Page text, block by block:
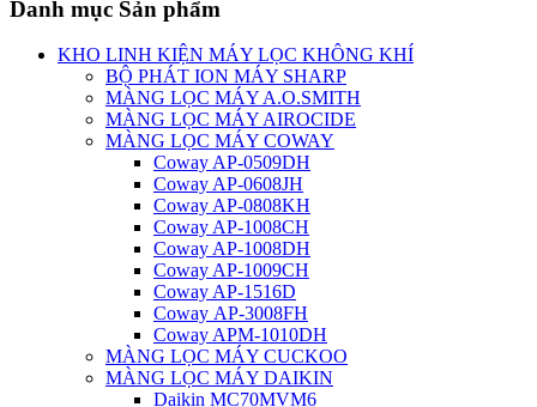
Danh mục Sản phẩm
KHO LINH KIỆN MÁY LỌC KHÔNG KHÍ
BỘ PHÁT ION MÁY SHARP
MÀNG LỌC MÁY A.O.SMITH
MÀNG LỌC MÁY AIROCIDE
MÀNG LỌC MÁY COWAY
Coway AP-0509DH
Coway AP-0608JH
Coway AP-0808KH
Coway AP-1008CH
Coway AP-1008DH
Coway AP-1009CH
Coway AP-1516D
Coway AP-3008FH
Coway APM-1010DH
MÀNG LỌC MÁY CUCKOO
MÀNG LỌC MÁY DAIKIN
Daikin MC70MVM6